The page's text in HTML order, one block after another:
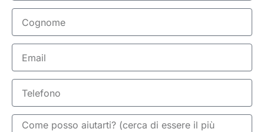
Cognome
Email
Telefono